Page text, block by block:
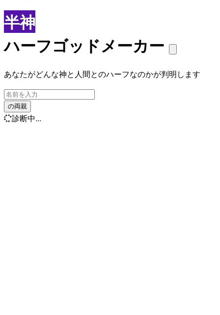
半神
ハーフゴッドメーカー
あなたがどんな神と人間とのハーフなのかが判明します
の両親
診断中...